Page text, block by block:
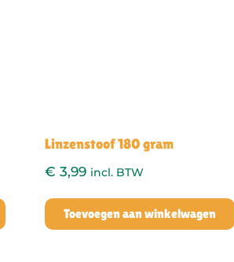
Linzenstoof 180 gram
€ 3,99 incl. BTW
Toevoegen aan winkelwagen